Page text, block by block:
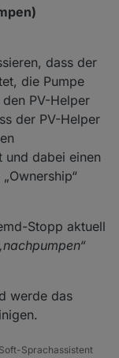
dass der
die Pumpe
PV-Helper
der PV-Helper
und dabei einen
Stopp aktuell
werde das
Sprachassistent